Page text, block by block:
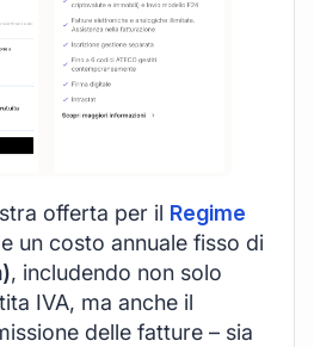
offerta per il Regime
un costo annuale fisso di
, includendo non solo
IVA, ma anche il
delle fatture – sia